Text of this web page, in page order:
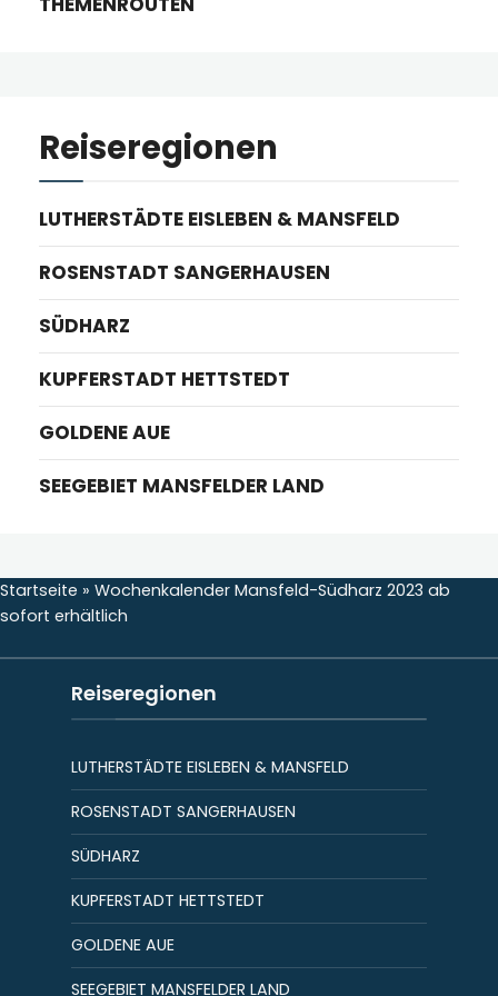
Reiseregionen
LUTHERSTÄDTE EISLEBEN & MANSFELD
ROSENSTADT SANGERHAUSEN
SÜDHARZ
KUPFERSTADT HETTSTEDT
GOLDENE AUE
SEEGEBIET MANSFELDER LAND
Startseite » Wochenkalender Mansfeld-Südharz 2023 ab
sofort erhältlich
Reiseregionen
LUTHERSTÄDTE EISLEBEN & MANSFELD
ROSENSTADT SANGERHAUSEN
SÜDHARZ
KUPFERSTADT HETTSTEDT
GOLDENE AUE
SEEGEBIET MANSFELDER LAND